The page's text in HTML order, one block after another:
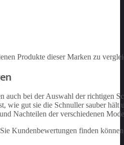
Produkte dieser Marken zu
auch bei der Auswahl der richtigen
wie gut sie die Schnuller sauber
Nachteilen der verschiedenen
Kundenbewertungen finden